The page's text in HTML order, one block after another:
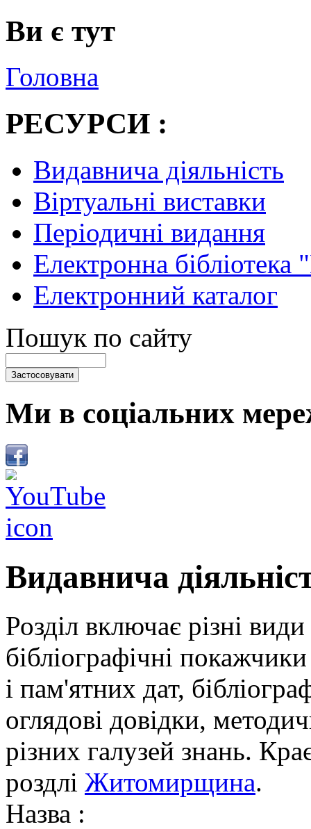
Ви є тут
Головна
РЕСУРСИ :
Видавнича діяльність
Віртуальні виставки
Періодичні видання
Електронна
Електронний каталог
Пошук по сайту
Ми в соціальних
Видавнича
Розділ включає різні
бібліографічні
і пам'ятних дат,
оглядові довідки,
різних галузей знань.
роздлі Житомирщина.
Назва :